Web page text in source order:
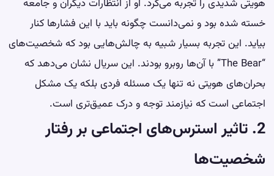
هویتی شدیدی را تجربه می‌کرد. او از انتظارات دیگران و جامعه
خسته شده بود و نمی‌دانست چگونه باید با این فشارها کنار
بیاید. این تجربه بسیار شبیه به چالش‌هایی بود که شخصیت‌های
“The Bear” با آن‌ها روبرو بودند. این سریال نشان می‌دهد که
بحران‌های هویتی نه تنها یک مسئله فردی بلکه یک مشکل
اجتماعی است که نیازمند توجه و درک عمیق‌تری است.
2. تاثیر استرس‌های اجتماعی بر رفتار
شخصیت‌ها